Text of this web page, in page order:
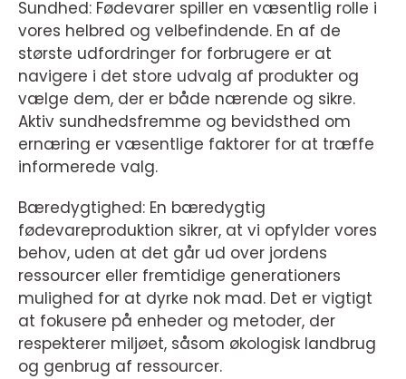
Sundhed: Fødevarer spiller en væsentlig rolle i
vores helbred og velbefindende. En af de
største udfordringer for forbrugere er at
navigere i det store udvalg af produkter og
vælge dem, der er både nærende og sikre.
Aktiv sundhedsfremme og bevidsthed om
ernæring er væsentlige faktorer for at træffe
informerede valg.
Bæredygtighed: En bæredygtig
fødevareproduktion sikrer, at vi opfylder vores
behov, uden at det går ud over jordens
ressourcer eller fremtidige generationers
mulighed for at dyrke nok mad. Det er vigtigt
at fokusere på enheder og metoder, der
respekterer miljøet, såsom økologisk landbrug
og genbrug af ressourcer.